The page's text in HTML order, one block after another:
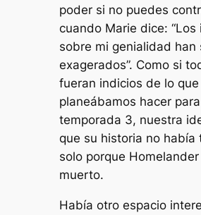
poder si no puedes
cuando Marie dice: “Los
sobre mi genialidad han
exagerados”. Como si
fueran indicios de lo que
planeábamos hacer
temporada 3, nuestra
que su historia no había
solo porque
muerto.
Había otro espacio